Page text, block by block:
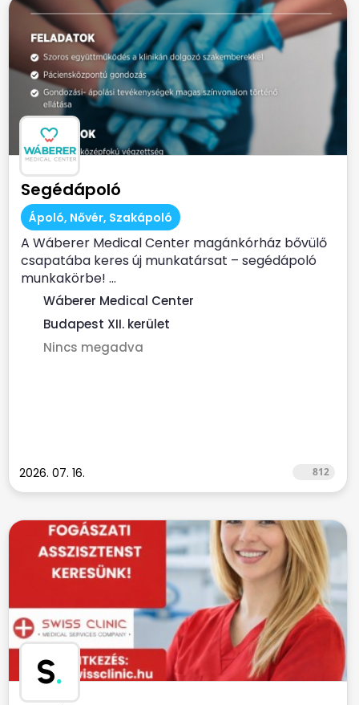
Segédápoló
Ápoló, Nővér, Szakápoló
A Wáberer Medical Center magánkórház bővülő
csapatába keres új munkatársat – segédápoló
munkakörbe! ...
Wáberer Medical Center
Budapest XII. kerület
Nincs megadva
2026. 07. 16. 812
S.